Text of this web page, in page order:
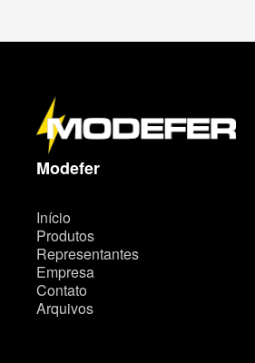
M
Modefer
Início
Produtos
Representantes
Empresa
Contato
Arquivos